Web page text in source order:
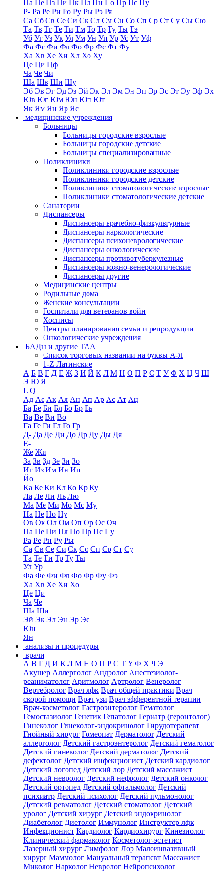
Па Пе Пз Пи Пк Пл Пн По Пр Пс Пу
Р- Ра Ре Ри Ро Ру Ры Рэ Ря
Са Сб Св Се Си Ск Сл См Сн Со Сп Ср Ст Су Сы Сю
Та Тв Тг Те Ти Тм То Тр Ту Ты Тэ
Уб Уг Уз Ук Ул Ум Ун Уп Ур Ус Ут Уф
Фа Фе Фи Фл Фо Фр Фс Фт Фу
Ха Хв Хе Хи Хл Хо Ху
Це Ци Цф
Ча Че Чи
Ша Шв Ши Шу
Эб Эв Эг Эд Эз Эй Эк Эл Эм Эн Эп Эр Эс Эт Эу Эф Эх
Юв Юг Юм Юн Юп Ют
Як Ям Ян Яр Яс
медицинские учреждения
Больницы
Больницы городские взрослые
Больницы городские детские
Больницы специализированные
Поликлиники
Поликлиники городские взрослые
Поликлиники городские детские
Поликлиники стоматологические взрослые
Поликлиники стоматологические детские
Санатории
Диспансеры
Диспансеры врачебно-физкультурные
Диспансеры наркологические
Диспансеры психоневрологические
Диспансеры онкологические
Диспансеры противотуберкулезные
Диспансеры кожно-венерологические
Диспансеры другие
Медицинские центры
Родильные дома
Женские консультации
Госпитали для ветеранов войн
Хосписы
Центры планирования семьи и репродукции
Онкологические учреждения
БАДы и другие ТАА
Список торговых названий на буквы А-Я
1-Z Латинские
А Б В Г Д Е Ж З И Й К Л М Н О П Р С Т У Ф Х Ц Ч Ш
Э Ю Я
L Q
Ад Ае Ак Ал Ан Ап Ар Ас Ат Ац
Ба Бе Би Бл Бо Бр Бь
Ва Ве Ви Во
Га Ге Ги Гл Го Гр
Д- Да Де Ди До Др Ду Ды Дя
Е-
Же Жи
За Зв Зд Зе Зи Зо
Иг Из Им Ин Ип
Йо
Ка Ке Ки Кл Ко Кр Ку
Ла Ле Ли Ль Лю
Ма Ме Ми Мо Мс Му
На Не Но Ну
Ов Ок Ол Ом Оп Ор Ос Оч
Па Пе Пи Пл По Пр Пс Пу
Ра Ре Ри Ру Ры
Са Св Се Си Ск Со Сп Ср Ст Су
Та Те Ти Тр Ту Ты
Ул Ур
Фа Фе Фи Фл Фо Фр Фу Фэ
Ха Хв Хе Хи Хо
Це Ци
Ча Че
Ша Ши
Эй Эк Эл Эн Эр Эс
Юн
Ян
анализы и процедуры
врачи
А В Г Д И К Л М Н О П Р С Т У Ф Х Ч Э
Акушер Аллерголог Андролог Анестезиолог-
реаниматолог Аритмолог Артролог Венеролог
Вертебролог Врач лфк Врач общей практики Врач
скорой помощи Врач узи Врач эфферентной терапии
Врач-косметолог Гастроэнтеролог Гематолог
Гемостазиолог Генетик Гепатолог Гериатр (геронтолог)
Гинеколог Гинеколог-эндокринолог Гирудотерапевт
Гнойный хирург Гомеопат Дерматолог Детский
аллерголог Детский гастроэнтеролог Детский гематолог
Детский гинеколог Детский дерматолог Детский
дефектолог Детский инфекционист Детский кардиолог
Детский логопед Детский лор Детский массажист
Детский невролог Детский нефролог Детский онколог
Детский ортопед Детский офтальмолог Детский
психиатр Детский психолог Детский пульмонолог
Детский ревматолог Детский стоматолог Детский
уролог Детский хирург Детский эндокринолог
Диабетолог Диетолог Иммунолог Инструктор лфк
Инфекционист Кардиолог Кардиохирург Кинезиолог
Клинический фармаколог Косметолог-эстетист
Лазерный хирург Лимфолог Лор Малоинвазивный
хирург Маммолог Мануальный терапевт Массажист
Миколог Нарколог Невролог Нейропсихолог